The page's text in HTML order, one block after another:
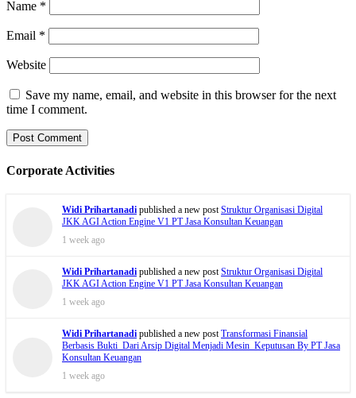
Name *
Email *
Website
Save my name, email, and website in this browser for the next
time I comment.
Corporate Activities
Widi Prihartanadi published a new post Struktur Organisasi Digital
JKK AGI Action Engine V1 PT Jasa Konsultan Keuangan
1 week ago
Widi Prihartanadi published a new post Struktur Organisasi Digital
JKK AGI Action Engine V1 PT Jasa Konsultan Keuangan
1 week ago
Widi Prihartanadi published a new post Transformasi Finansial
Berbasis Bukti Dari Arsip Digital Menjadi Mesin Keputusan By PT Jasa
Konsultan Keuangan
1 week ago